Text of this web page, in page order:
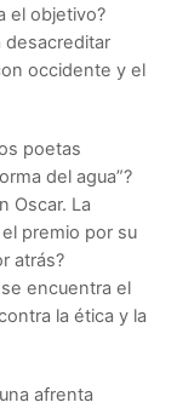
el objetivo?
desacreditar
occidente y el
poetas
del agua”?
Oscar. La
premio por su
atrás?
encuentra el
la ética y la
afrenta